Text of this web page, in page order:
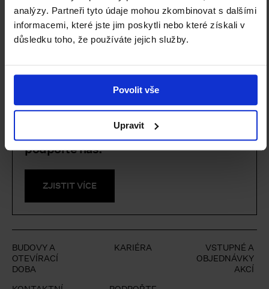
analýzy. Partneři tyto údaje mohou zkombinovat s dalšími
informacemi, které jste jim poskytli nebo které získali v
důsledku toho, že používáte jejich služby.
Povolit vše
Upravit
Facebook
Instagram
YouTube ODBĚR NOVINEK
Staňte se členem Klubu přátel NGP a
podpořte nás.
ZJISTIT VÍCE
BUDOVY A
OTEVÍRACÍ
DOBA
KARIÉRA
VSTUPNÉ A
OBJEDNÁVKY
AKCÍ